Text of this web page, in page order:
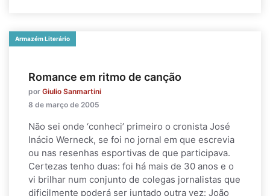
Armazém Literário
Romance em ritmo de canção
por Giulio Sanmartini
8 de março de 2005
Não sei onde ‘conheci’ primeiro o cronista José
Inácio Werneck, se foi no jornal em que escrevia
ou nas resenhas esportivas de que participava.
Certezas tenho duas: foi há mais de 30 anos e o
vi brilhar num conjunto de colegas jornalistas que
dificilmente poderá ser juntado outra vez: João